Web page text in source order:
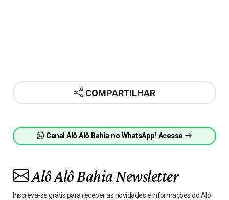
COMPARTILHAR
Canal Alô Alô Bahia no WhatsApp! Acesse
Alô Alô Bahia Newsletter
Inscreva-se grátis para receber as novidades e informações do Alô